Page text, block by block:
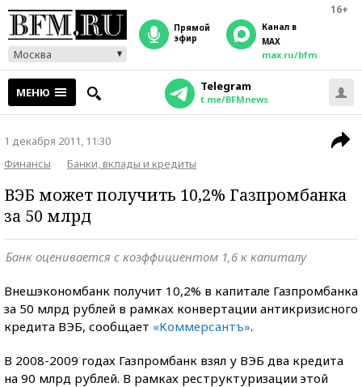
16+
Москва
прямой
эфир
Канал в
MAX
max.ru/bfm
МЕНЮ Telegram
t.me/BFMnews
1 декабря 2011, 11:30
Финансы
Банки, вклады и кредиты
ВЭБ может получить 10,2% Газпромбанка
за 50 млрд
Банк оценивается с коэффициентом 1,6 к капиталу
Внешэкономбанк получит 10,2% в капитале Газпромбанка
за 50 млрд рублей в рамках конвертации антикризисного
кредита ВЭБ, сообщает «Коммерсантъ».
В 2008-2009 годах Газпромбанк взял у ВЭБ два кредита
на 90 млрд рублей. В рамках реструктуризации этой